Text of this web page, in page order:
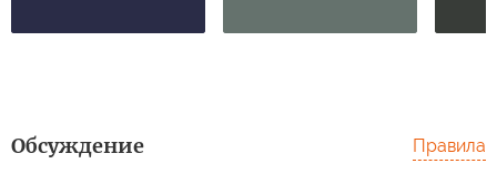
Обсуждение Правила